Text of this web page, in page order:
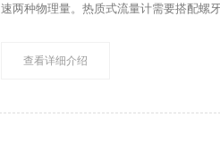
速两种物理量。热质式流量计需要搭配螺
查看详细介绍